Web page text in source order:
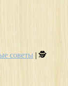
советы | 🕵